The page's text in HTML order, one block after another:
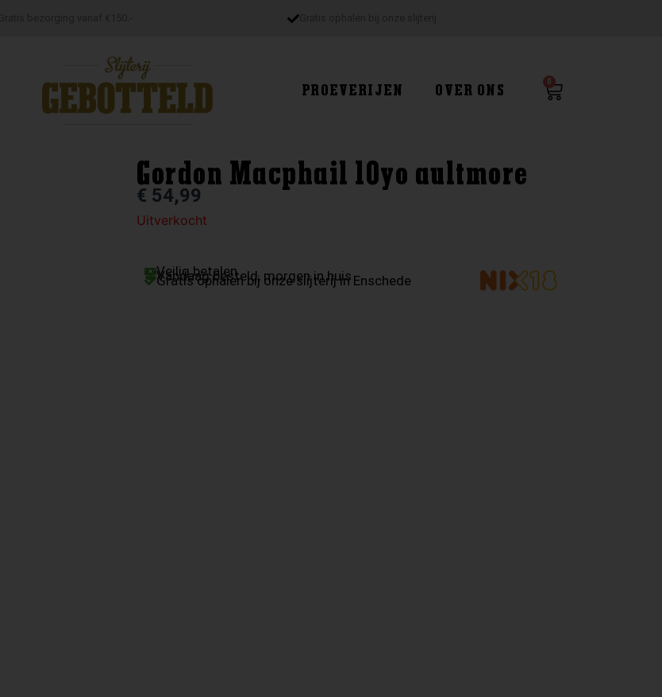
PROEVERIJEN OVER ONS
0
Winkelwagen
Gordon Macphail 10yo aultmore
€ 54,99
Uitverkocht
Veilig betalen
Vandaag besteld, morgen in huis
Gratis ophalen bij onze slijterij in Enschede